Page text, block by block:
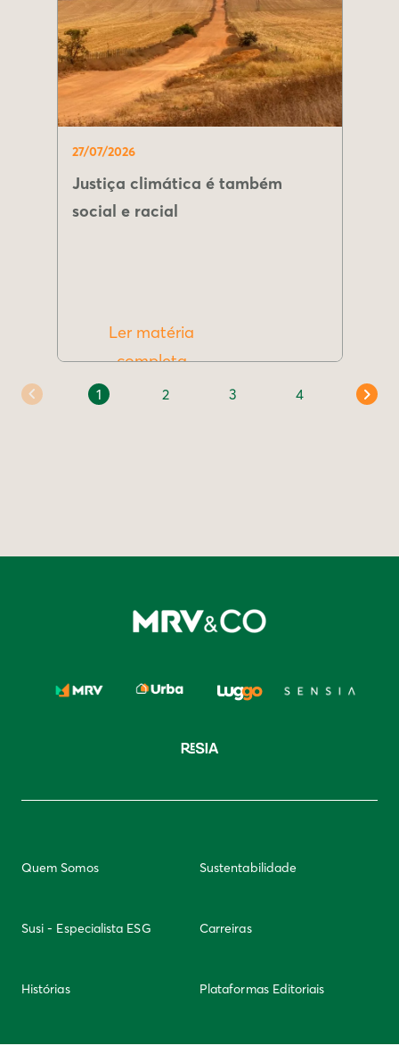
27/07/2026
Justiça climática é também
social e racial
Ler matéria
completa
1 2 3 4
Quem Somos Sustentabilidade
Susi - Especialista ESG Carreiras
Histórias Plataformas Editoriais
Newsletter Integridade